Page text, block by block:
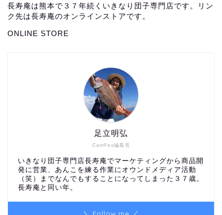
長寿庵は熊本で３７年続くいきなり団子専門店です。リン
ク先は長寿庵のオンラインストアです。
ONLINE STORE
CamFes編集長
足立明弘
いきなり団子専門店長寿庵でマーケティングから商品開
発に営業、あんこを練る作業にオウンドメディア活動
（笑）までなんでもすることになってしまった３７歳。
長寿庵と同い年。
＼ Follow me ／